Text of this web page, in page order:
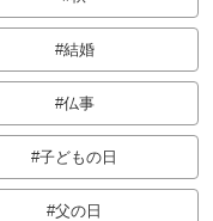
結婚
仏事
子どもの日
父の日